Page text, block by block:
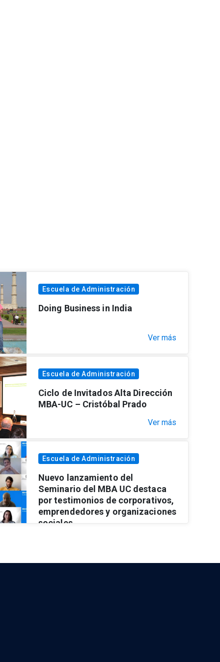
Escuela de Administración
Doing Business in India
Ver más
Escuela de Administración
Ciclo de Invitados Alta Dirección
MBA-UC – Cristóbal Prado
Ver más
Escuela de Administración
Nuevo lanzamiento del
Seminario del MBA UC destaca
por testimonios de corporativos,
emprendedores y organizaciones
sociales